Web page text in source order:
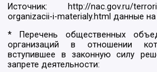
Источник:
http://nac.gov.ru/
organizacii-i-materialy.html данные
* Перечень общественных
организаций в отношении
вступившее в законную силу
запрете деятельности: